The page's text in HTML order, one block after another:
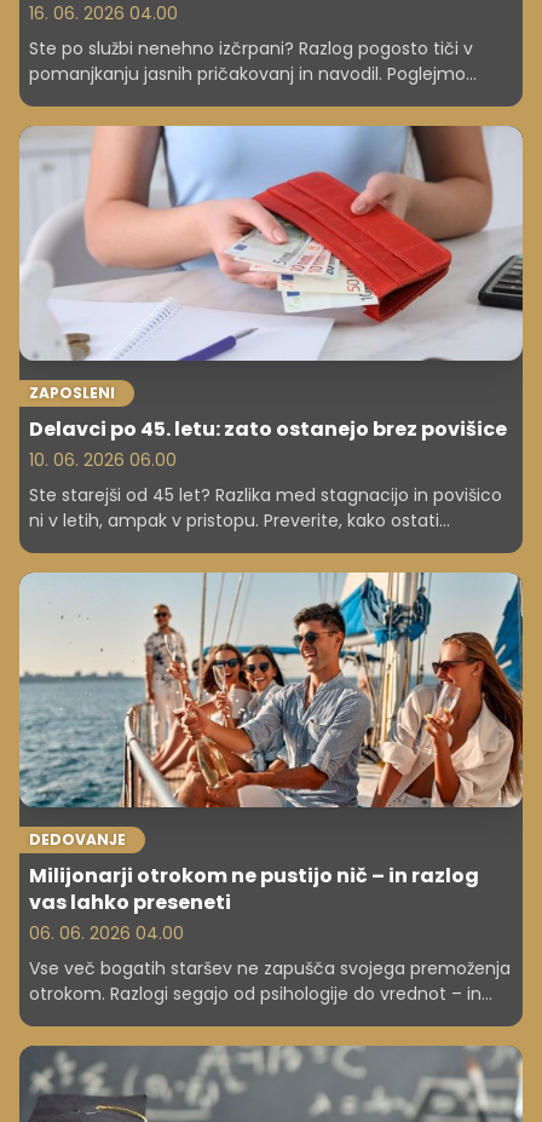
16. 06. 2026 04.00
Ste po službi nenehno izčrpani? Razlog pogosto tiči v
pomanjkanju jasnih pričakovanj in navodil. Poglejmo
praktične nasvete, kako z nadrejenimi opredeliti
prioritete in si s tem olajšati delovne izzive ter povrniti
motivacijo.
ZAPOSLENI
Delavci po 45. letu: zato ostanejo brez povišice
10. 06. 2026 06.00
Ste starejši od 45 let? Razlika med stagnacijo in povišico
ni v letih, ampak v pristopu. Preverite, kako ostati
nepogrešljivi.
DEDOVANJE
Milijonarji otrokom ne pustijo nič – in razlog
vas lahko preseneti
06. 06. 2026 04.00
Vse več bogatih staršev ne zapušča svojega premoženja
otrokom. Razlogi segajo od psihologije do vrednot – in
lahko vas presenetijo.